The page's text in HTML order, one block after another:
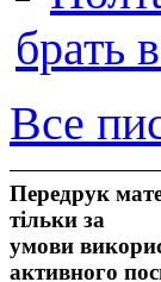
брать
Все
Передрук
тільки за
умови
активного